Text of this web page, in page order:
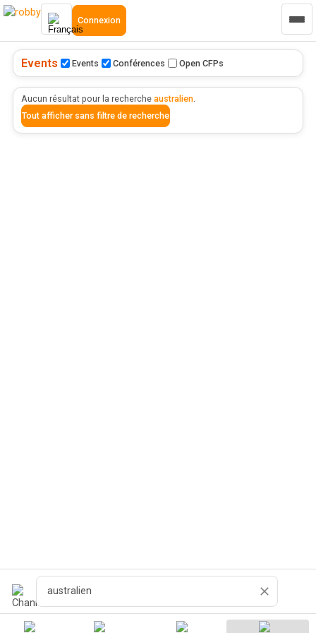
Connexion
Events Events Conférences Open CFPs
Aucun résultat pour la recherche australien.
Tout afficher sans filtre de recherche
Recherche